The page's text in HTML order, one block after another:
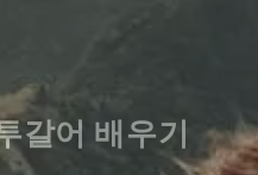
갈어 배우기